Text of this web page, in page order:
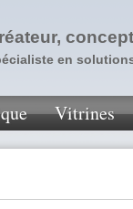
en
Vitrines